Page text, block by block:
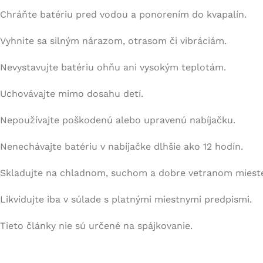
Chráňte batériu pred vodou a ponorením do kvapalín.
Vyhnite sa silným nárazom, otrasom či vibráciám.
Nevystavujte batériu ohňu ani vysokým teplotám.
Uchovávajte mimo dosahu detí.
Nepoužívajte poškodenú alebo upravenú nabíjačku.
Nenechávajte batériu v nabíjačke dlhšie ako 12 hodín.
Skladujte na chladnom, suchom a dobre vetranom
Likvidujte iba v súlade s platnými miestnymi predpismi.
Tieto články nie sú určené na spájkovanie.